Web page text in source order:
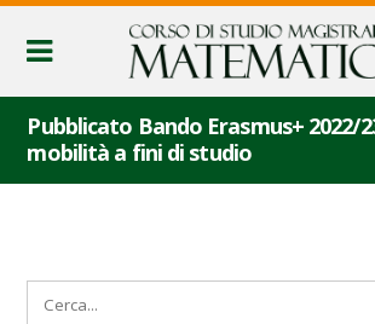
Pubblicato Bando Erasmus+ 2022/
mobilità a fini di studio